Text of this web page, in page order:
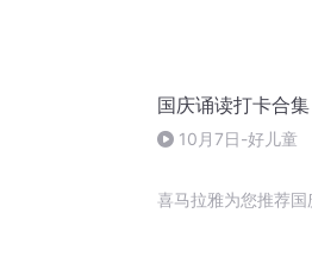
国庆诵读打卡合集
10月7日-好儿童
喜马拉雅为您推荐